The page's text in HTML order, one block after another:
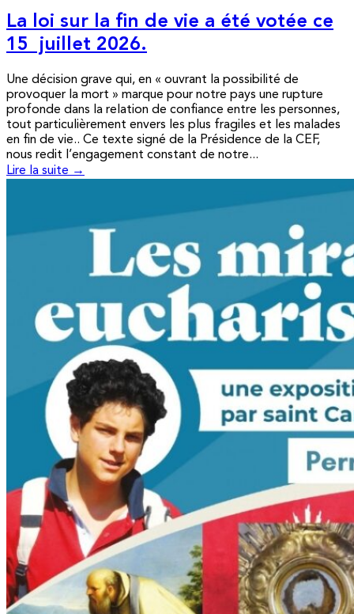
La loi sur la fin de vie a été votée ce
15 juillet 2026.
Une décision grave qui, en « ouvrant la possibilité de
provoquer la mort » marque pour notre pays une rupture
profonde dans la relation de confiance entre les personnes,
tout particulièrement envers les plus fragiles et les malades
en fin de vie.. Ce texte signé de la Présidence de la CEF,
nous redit l’engagement constant de notre...
Lire la suite →